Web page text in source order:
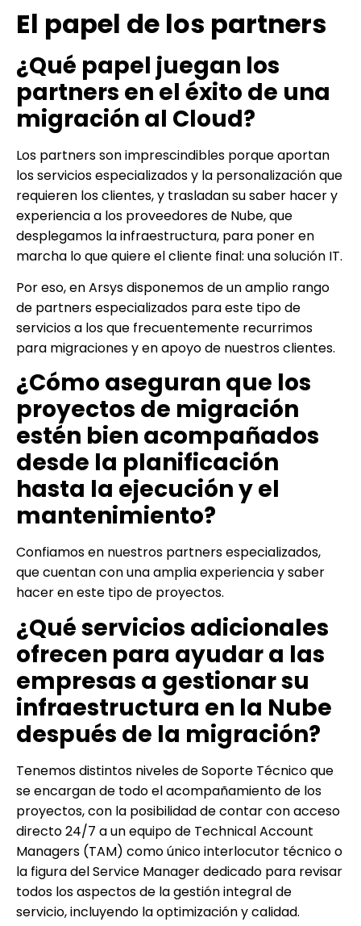
El papel de los partners
¿Qué papel juegan los
partners en el éxito de una
migración al Cloud?
Los partners son imprescindibles porque aportan
los servicios especializados y la personalización que
requieren los clientes, y trasladan su saber hacer y
experiencia a los proveedores de Nube, que
desplegamos la infraestructura, para poner en
marcha lo que quiere el cliente final: una solución IT.
Por eso, en Arsys disponemos de un amplio rango
de partners especializados para este tipo de
servicios a los que frecuentemente recurrimos
para migraciones y en apoyo de nuestros clientes.
¿Cómo aseguran que los
proyectos de migración
estén bien acompañados
desde la planificación
hasta la ejecución y el
mantenimiento?
Confiamos en nuestros partners especializados,
que cuentan con una amplia experiencia y saber
hacer en este tipo de proyectos.
¿Qué servicios adicionales
ofrecen para ayudar a las
empresas a gestionar su
infraestructura en la Nube
después de la migración?
Tenemos distintos niveles de Soporte Técnico que
se encargan de todo el acompañamiento de los
proyectos, con la posibilidad de contar con acceso
directo 24/7 a un equipo de Technical Account
Managers (TAM) como único interlocutor técnico o
la figura del Service Manager dedicado para revisar
todos los aspectos de la gestión integral de
servicio, incluyendo la optimización y calidad.